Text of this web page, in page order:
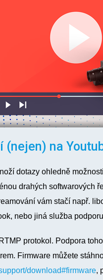
(nejen) na
dotazy ohledně
drahých softwarových
vám stačí např.
nebo jiná služba
protokol. Podpora
Firmware můžete
download#firmware,